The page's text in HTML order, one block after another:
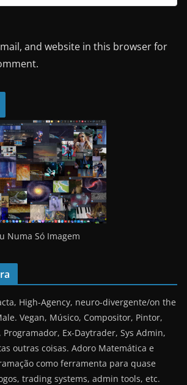
and website in this browser for
Numa Só Imagem
High-Agency, neuro-divergente/on the
Vegan, Músico, Compositor, Pintor,
Ex-Daytrader, Sys Admin,
outras coisas. Adoro Matemática e
como ferramenta para quase
trading systems, admin tools, etc.